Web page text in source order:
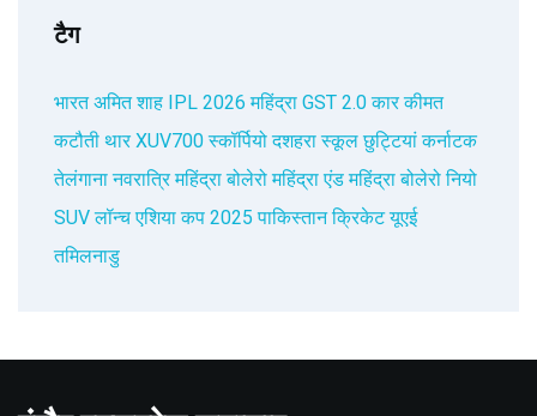
टैग
भारत अमित शाह IPL 2026 महिंद्रा GST 2.0 कार कीमत
कटौती थार XUV700 स्कॉर्पियो दशहरा स्कूल छुट्टियां कर्नाटक
तेलंगाना नवरात्रि महिंद्रा बोलेरो महिंद्रा एंड महिंद्रा बोलेरो नियो
SUV लॉन्च एशिया कप 2025 पाकिस्तान क्रिकेट यूएई
तमिलनाडु